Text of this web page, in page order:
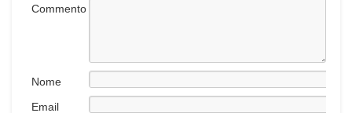
Commento
Nome
Email